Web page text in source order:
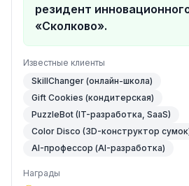
резидент
«Сколково».
Известные клиенты
SkillChanger (онлайн-школа)
Gift Cookies (кондитерская)
PuzzleBot (IT-разработка, SaaS)
Color Disco (3D-конструктор
AI-профессор (AI-разработка)
Награды